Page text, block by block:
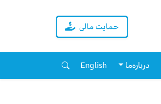
حمایت مالی
درباره‌ما English